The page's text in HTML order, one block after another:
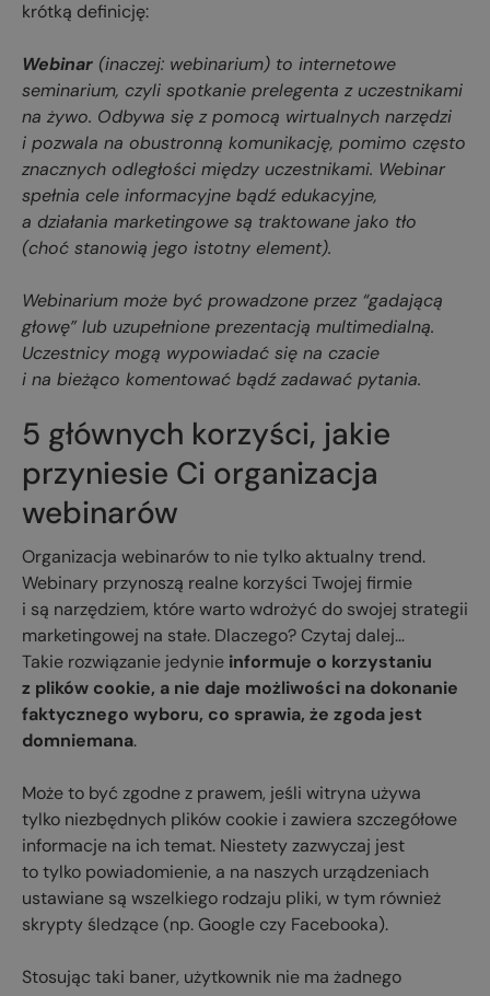
krótką definicję:
Webinar (inaczej: webinarium) to internetowe
seminarium, czyli spotkanie prelegenta z uczestnikami
na żywo. Odbywa się z pomocą wirtualnych narzędzi
i pozwala na obustronną komunikację, pomimo często
znacznych odległości między uczestnikami. Webinar
spełnia cele informacyjne bądź edukacyjne,
a działania marketingowe są traktowane jako tło
(choć stanowią jego istotny element).
Webinarium może być prowadzone przez “gadającą
głowę” lub uzupełnione prezentacją multimedialną.
Uczestnicy mogą wypowiadać się na czacie
i na bieżąco komentować bądź zadawać pytania.
5 głównych korzyści, jakie
przyniesie Ci organizacja
webinarów
Organizacja webinarów to nie tylko aktualny trend.
Webinary przynoszą realne korzyści Twojej firmie
i są narzędziem, które warto wdrożyć do swojej strategii
marketingowej na stałe. Dlaczego? Czytaj dalej…
Takie rozwiązanie jedynie informuje o korzystaniu
z plików cookie, a nie daje możliwości na dokonanie
faktycznego wyboru, co sprawia, że zgoda jest
domniemana.
Może to być zgodne z prawem, jeśli witryna używa
tylko niezbędnych plików cookie i zawiera szczegółowe
informacje na ich temat. Niestety zazwyczaj jest
to tylko powiadomienie, a na naszych urządzeniach
ustawiane są wszelkiego rodzaju pliki, w tym również
skrypty śledzące (np. Google czy Facebooka).
Stosując taki baner, użytkownik nie ma żadnego